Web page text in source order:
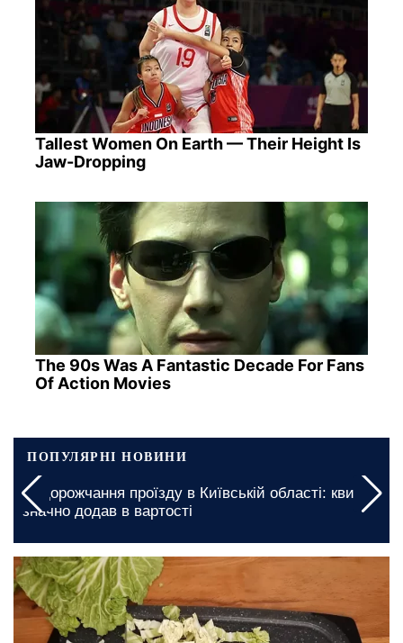
Tallest Women On Earth — Their Height Is
Jaw-Dropping
The 90s Was A Fantastic Decade For Fans
Of Action Movies
ПОПУЛЯРНІ НОВИНИ
Грошова допомога для пенсіонерів в Харківській
області: яку процедуру необхідно пройти для
отримання виплат
13 травня, 12:40